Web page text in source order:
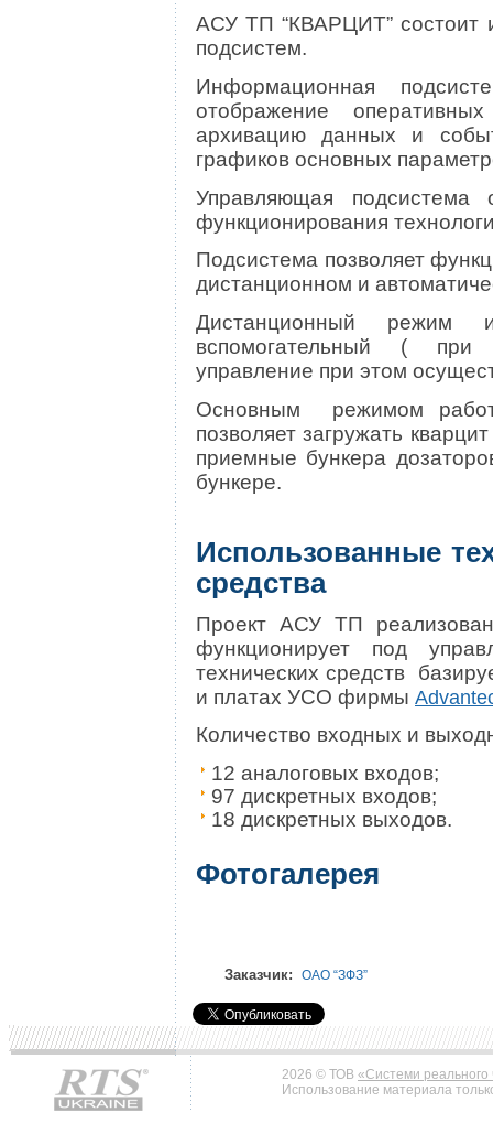
АСУ ТП “КВАРЦИТ” состоит
подсистем.
Информационная
отображение
архивацию данных и
графиков основных
Управляющая подсистема
функционирования
Подсистема позволяет
дистанционном и
Дистанционный режим
вспомогательный ( при
управление при этом
Основным режимом
позволяет загружать
приемные бункера
бункере.
Использованные
средства
Проект АСУ ТП
функционирует под
технических средств
и платах УСО фирмы
Количество входных и
12 аналоговых входов;
97 дискретных входов;
18 дискретных выходов.
Фотогалерея
Заказчик: ОАО “ЗФЗ”
2026 © ТОВ «Системи реального
Использование материала